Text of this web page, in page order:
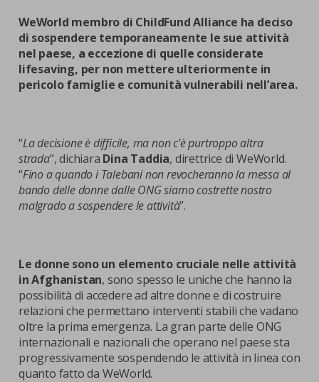
WeWorld membro di ChildFund Alliance ha deciso
di sospendere temporaneamente le sue attività
nel paese, a eccezione di quelle considerate
lifesaving, per non mettere ulteriormente in
pericolo famiglie e comunità vulnerabili nell’area.
“La decisione è difficile, ma non c’è purtroppo altra
strada”, dichiara Dina Taddia, direttrice di WeWorld.
“Fino a quando i Talebani non revocheranno la messa al
bando delle donne dalle ONG siamo costrette nostro
malgrado a sospendere le attività”.
Le donne sono un elemento cruciale nelle attività
in Afghanistan, sono spesso le uniche che hanno la
possibilità di accedere ad altre donne e di costruire
relazioni che permettano interventi stabili che vadano
oltre la prima emergenza. La gran parte delle ONG
internazionali e nazionali che operano nel paese sta
progressivamente sospendendo le attività in linea con
quanto fatto da WeWorld.